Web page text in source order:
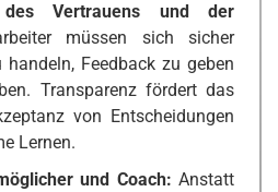
Vertrauens und der
müssen sich sicher
Feedback zu geben
Transparenz fördert das
von Entscheidungen
Lernen.
und Coach: Anstatt